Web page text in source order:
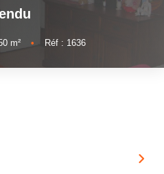
AGENCE
m² • Réf : 1636